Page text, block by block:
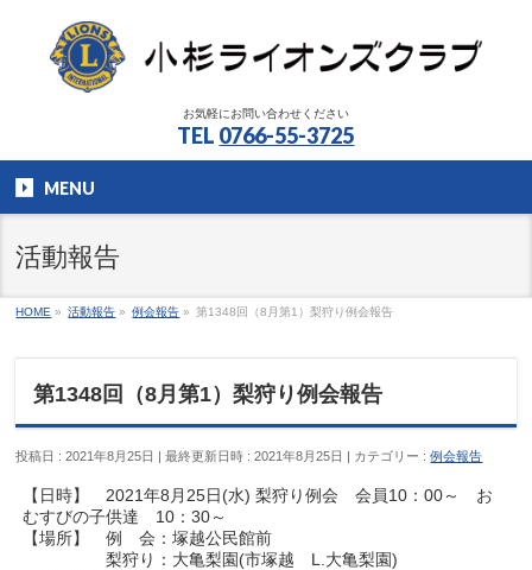
お気軽にお問い合わせください
TEL 0766-55-3725
MENU
活動報告
HOME » 活動報告 » 例会報告 » 第1348回（8月第1）梨狩り例会報告
第1348回（8月第1）梨狩り例会報告
投稿日 : 2021年8月25日 最終更新日時 : 2021年8月25日 カテゴリー :例会報告
【日時】 2021年8月25日(水) 梨狩り例会 会員10：00～ お
むすびの子供達 10：30～
【場所】 例 会：塚越公民館前
梨狩り：大亀梨園(市塚越 L.大亀梨園)